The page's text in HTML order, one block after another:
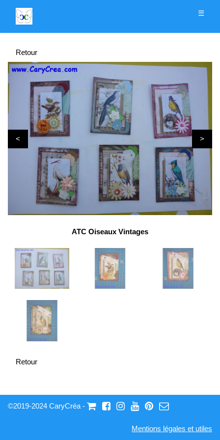
☰
Retour
< >
ATC Oiseaux Vintages
Retour
©2019-2024 CaryCréa -
Mentions légales et utiles